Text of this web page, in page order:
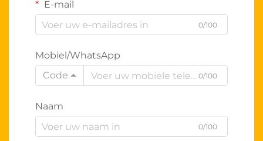
E-mail
0/100
Mobiel/WhatsApp
Code
0/100
Naam
0/100